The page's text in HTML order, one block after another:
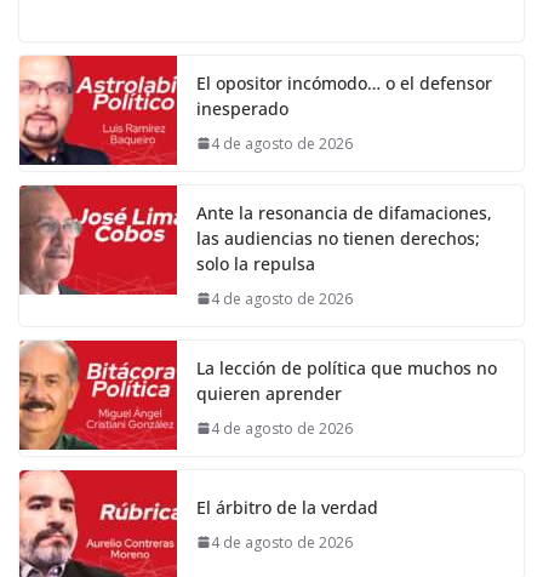
El opositor incómodo… o el defensor
inesperado
4 de agosto de 2026
Ante la resonancia de difamaciones,
las audiencias no tienen derechos;
solo la repulsa
4 de agosto de 2026
La lección de política que muchos no
quieren aprender
4 de agosto de 2026
El árbitro de la verdad
4 de agosto de 2026